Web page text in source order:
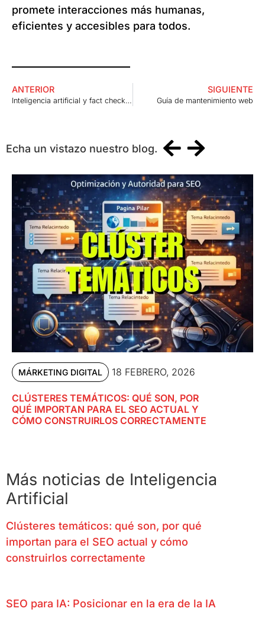
promete interacciones más humanas,
eficientes y accesibles para todos.
ANTERIOR
Inteligencia artificial y fact checkers
SIGUIENTE
Guía de mantenimiento web
Echa un vistazo nuestro blog.
MÁRKETING DIGITAL 18 FEBRERO, 2026
CLÚSTERES TEMÁTICOS: QUÉ SON, POR
QUÉ IMPORTAN PARA EL SEO ACTUAL Y
CÓMO CONSTRUIRLOS CORRECTAMENTE
Más noticias de Inteligencia
Artificial
Clústeres temáticos: qué son, por qué
importan para el SEO actual y cómo
construirlos correctamente
SEO para IA: Posicionar en la era de la IA